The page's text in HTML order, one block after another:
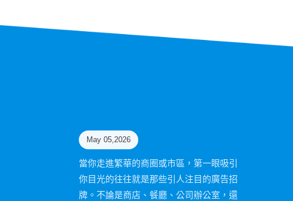
May 05,2026
當你走進繁華的商圈或市區，第一眼吸引
你目光的往往就是那些引人注目的廣告招
牌。不論是商店、餐廳、公司辦公室，還